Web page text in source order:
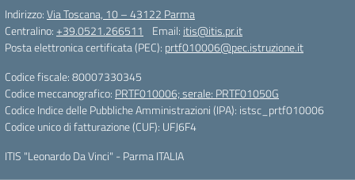
Indirizzo:Via Toscana, 10 – 43122 Parma
Centralino:+39.0521.266511 Email: itis@itis.pr.it
Posta elettronica certificata (PEC): prtf010006@pec.istruzione.it
Codice fiscale: 80007330345
Codice meccanografico: PRTF010006; serale: PRTF01050G
Codice Indice delle Pubbliche Amministrazioni (IPA): istsc_prtf010006
Codice unico di fatturazione (CUF): UFJ6F4
ITIS "Leonardo Da Vinci" - Parma ITALIA